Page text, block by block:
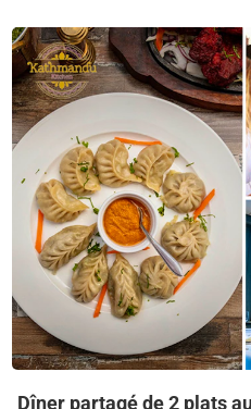
Dîner partagé de 2 plats